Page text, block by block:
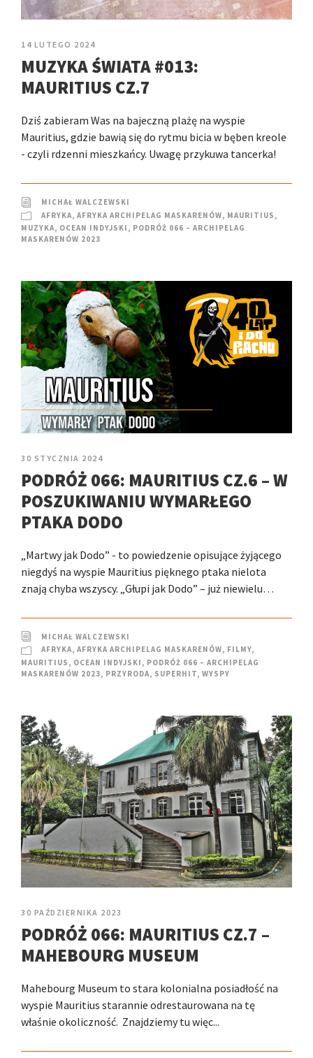
14 LUTEGO 2024
MUZYKA ŚWIATA #013:
MAURITIUS CZ.7
Dziś zabieram Was na bajeczną plażę na wyspie
Mauritius, gdzie bawią się do rytmu bicia w bęben kreole
- czyli rdzenni mieszkańcy. Uwagę przykuwa tancerka!
MICHAŁ WALCZEWSKI
AFRYKA, AFRYKA ARCHIPELAG MASKARENÓW, MAURITIUS ,
MUZYKA, OCEAN INDYJSKI , PODRÓŻ 066 – ARCHIPELAG
MASKARENÓW 2023
30 STYCZNIA 2024
PODRÓŻ 066: MAURITIUS CZ.6 – W
POSZUKIWANIU WYMARŁEGO
PTAKA DODO
„Martwy jak Dodo” - to powiedzenie opisujące żyjącego
niegdyś na wyspie Mauritius pięknego ptaka nielota
znają chyba wszyscy. „Głupi jak Dodo” – już niewielu…
MICHAŁ WALCZEWSKI
AFRYKA, AFRYKA ARCHIPELAG MASKARENÓW, FILMY,
MAURITIUS , OCEAN INDYJSKI , PODRÓŻ 066 – ARCHIPELAG
MASKARENÓW 2023, PRZYRODA, SUPERHIT, WYSPY
30 PAŹDZIERNIKA 2023
PODRÓŻ 066: MAURITIUS CZ.7 –
MAHEBOURG MUSEUM
Mahebourg Museum to stara kolonialna posiadłość na
wyspie Mauritius starannie odrestaurowana na tę
właśnie okoliczność. Znajdziemy tu więc...